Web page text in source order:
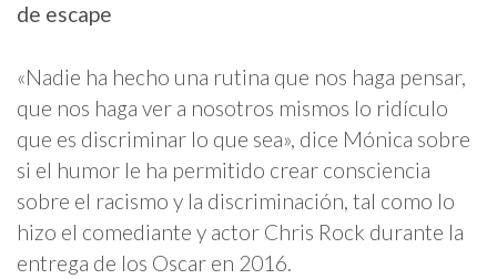
de escape
«Nadie ha hecho una rutina que nos haga pensar,
que nos haga ver a nosotros mismos lo ridículo
que es discriminar lo que sea», dice Mónica sobre
si el humor le ha permitido crear consciencia
sobre el racismo y la discriminación, tal como lo
hizo el comediante y actor Chris Rock durante la
entrega de los Oscar en 2016.